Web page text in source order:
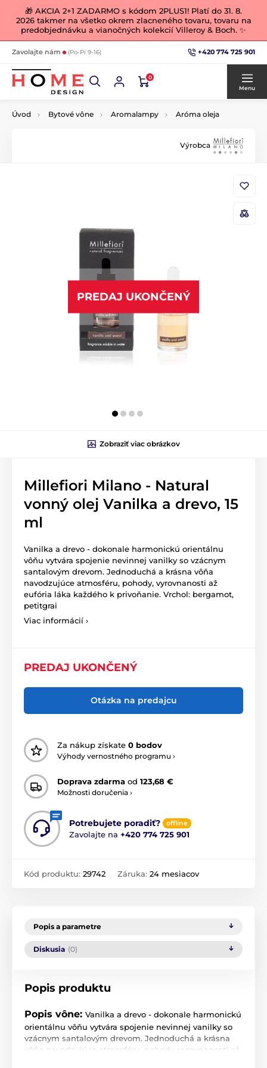
🎁 AKCIA 2+1 ZADARMO s kódom 2PLUS1! Platí do 31. 8.
2026 takmer na všetko okrem zlacneného tovaru, tovaru na
predobjednávku a vianočných kolekcií Villeroy & Boch. ✨
Zavolajte nám (Po-Pi 9-16) +420 774 725 901
0
Menu
Úvod Bytové vône Aromalampy Aróma oleja
Výrobca
PREDAJ UKONČENÝ
Zobraziť viac obrázkov
Millefiori Milano - Natural
vonný olej Vanilka a drevo, 15
ml
Vanilka a drevo - dokonale harmonickú orientálnu
vôňu vytvára spojenie nevinnej vanilky so vzácnym
santalovým drevom. Jednoduchá a krásna vôňa
navodzujúce atmosféru, pohody, vyrovnanosti až
eufória láka každého k privoňanie. Vrchol: bergamot,
petitgrai
Viac informácií ›
PREDAJ UKONČENÝ
Otázka na predajcu
Za nákup získate 0 bodov
Výhody vernostného programu ›
Doprava zdarma od 123,68 €
Možnosti doručenia ›
Potrebujete poradiť? offline
Zavolajte na +420 774 725 901
Kód produktu: 29742 Záruka: 24 mesiacov
Popis a parametre
Diskusia (0)
Popis produktu
Popis vône: Vanilka a drevo - dokonale harmonickú
orientálnu vôňu vytvára spojenie nevinnej vanilky so
vzácnym santalovým drevom. Jednoduchá a krásna
vôňa navodzujúce atmosféru, pohody, vyrovnanosti až